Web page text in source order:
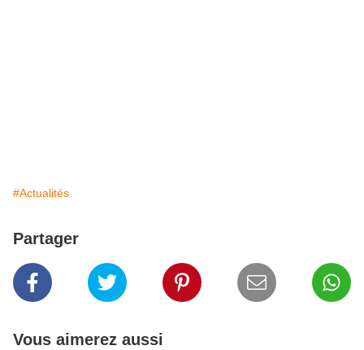
#Actualités
Partager
Vous aimerez aussi